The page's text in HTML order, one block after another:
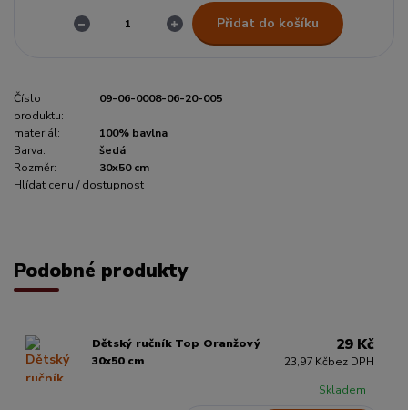
Přidat do košíku
Číslo
produktu:
09-06-0008-06-20-005
materiál:
100% bavlna
Barva:
šedá
Rozměr:
30x50 cm
Hlídat cenu / dostupnost
Podobné produkty
Dětský ručník Top Oranžový
30x50 cm
29 Kč
23,97 Kčbez DPH
Skladem